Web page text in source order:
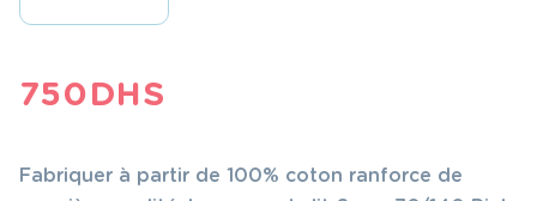
750DHS
Fabriquer à partir de 100% coton ranforce de